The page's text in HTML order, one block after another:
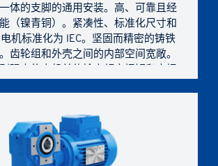
体的支脚的通用安装。高、可靠且经
（镍青铜）。紧凑性、标准化尺寸和
机标准化为 IEC。坚固而精密的铸铁
齿轮组和外壳之间的内部空间宽敞。
强大的电机并传输高额定扭矩和大扭